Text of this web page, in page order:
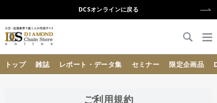
DCSオンラインに戻る
トップ 雑誌 レポート・データ集 セミナー 限定企画品
ご利用規約